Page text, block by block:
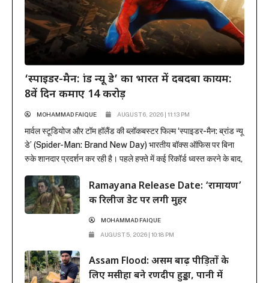
‘स्पाइडर-मैन: ब्रांड न्यू डे’ का भारत में दबदबा कायम:
8वें दिन कमाए 14 करोड़
MOHAMMAD FAIQUE AUGUST 6, 2026 | 11:13 PM
मार्वल स्टूडियोज और टॉम हॉलैंड की ब्लॉकबस्टर फिल्म ‘स्पाइडर-मैन: ब्रांड न्यू
डे’ (Spider-Man: Brand New Day) भारतीय बॉक्स ऑफिस पर बिना
रुके शानदार प्रदर्शन कर रही है। पहले हफ्ते में कई रिकॉर्ड ध्वस्त करने के बाद,
बनाए रखी है। रिलीज के...Ramayana Release Date: ‘रामायण’
की रिलीज डेट पर लगी मुहर
MOHAMMAD FAIQUE
AUGUST 5, 2026 | 10:18 PM
Assam Flood: असम बाढ़ पीड़ितों के
लिए मसीहा बने रणदीप हुड्डा, पानी में